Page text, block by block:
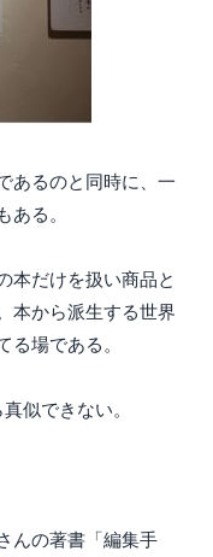
あるのと同時に、一
る。
本だけを扱い商品と
本から派生する世界
場である。
似できない。
んの著書「編集手